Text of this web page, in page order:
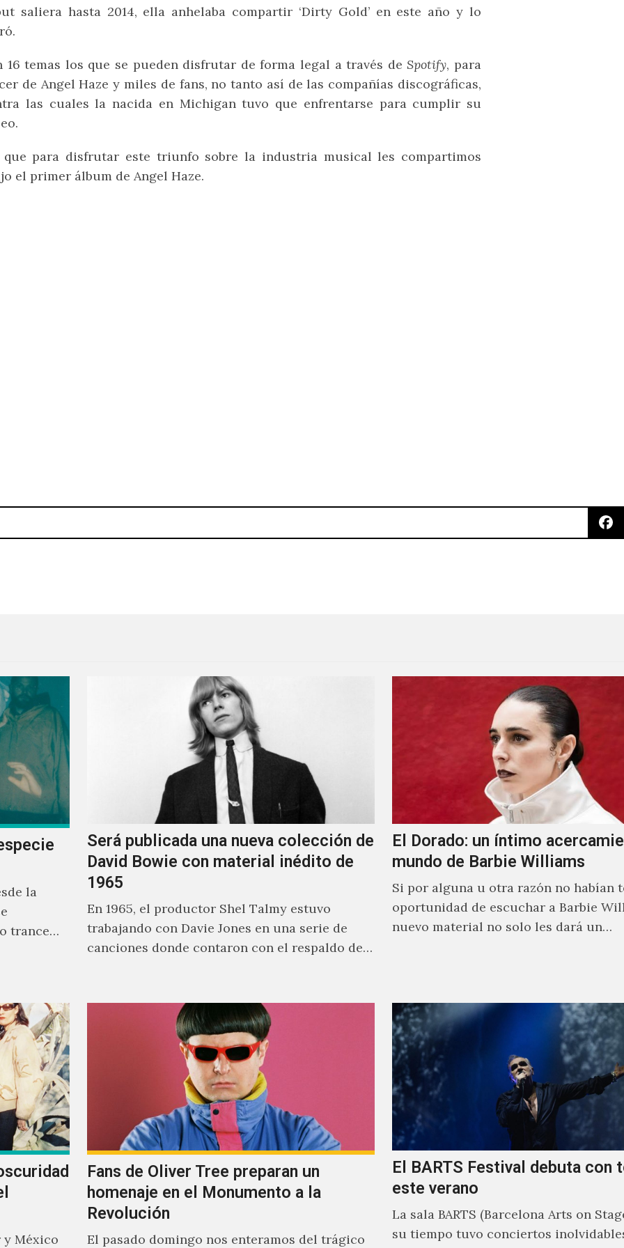
saliera hasta 2014, ella anhelaba compartir ‘Dirty Gold’ en este año y lo
16 temas los que se pueden disfrutar de forma legal a través deSpotify, para
de Angel Haze y miles de fans, no tanto así de las compañías discográficas,
las cuales la nacida en Michigan tuvo que enfrentarse para cumplir su
que para disfrutar este triunfo sobre la industria musical les compartimos
el primer álbum de Angel Haze.
la
trance
Será publicada una nueva colección de
David Bowie con material inédito de
1965
En 1965, el productor Shel Talmy estuvo
trabajando con Davie Jones en una serie de
canciones donde contaron con el respaldo de
El Dorado: un íntimo
mundo de Barbie Williams
Si por alguna u otra razón no habían
oportunidad de escuchar a Barbie
nuevo material no solo les dará un
y México
Fans de Oliver Tree preparan un
homenaje en el Monumento a la
Revolución
El pasado domingo nos enteramos del trágico
El BARTS Festival debuta con
este verano
La sala BARTS (Barcelona Arts on
su tiempo tuvo conciertos